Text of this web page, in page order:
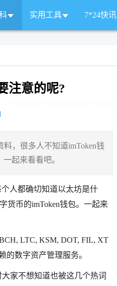
实用工具 7*24快讯
注意的呢?
，很多人不知道imToken钱
起来看看吧。
人都确切知道以太坊是什
货币的imToken钱包。一起来
LTC, KSM, DOT, FIL, XT
的数字资产管理服务。
家不想知道也被这几个热词